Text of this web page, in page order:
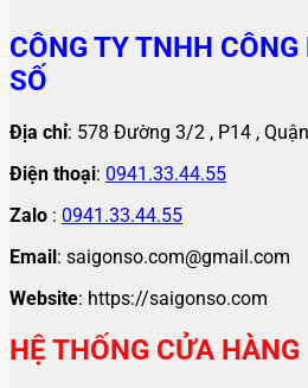
CÔNG TY TNHH
SỐ
Địa chỉ: 578 Đường 3/2 , P14 ,
Điện thoại: 0941.33.44.55
Zalo : 0941.33.44.55
Email: saigonso.com@gmail.com
Website: https://saigonso.com
HỆ THỐNG CỬA HÀNG